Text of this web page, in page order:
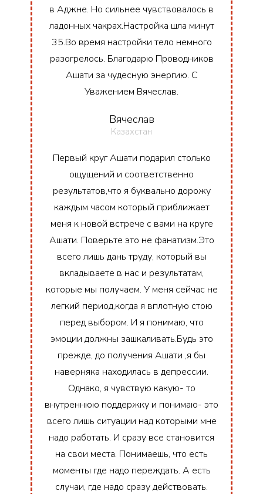
в Аджне. Но сильнее чувствовалось в
ладонных чакрах.Настройка шла минут
35.Во время настройки тело немного
разогрелось. Благодарю Проводников
Ашати за чудесную энергию. С
Уважением Вячеслав.
Вячеслав
Казахстан
Первый круг Ашати подарил столько
ощущений и соответственно
результатов,что я буквально дорожу
каждым часом который приближает
меня к новой встрече с вами на круге
Ашати. Поверьте это не фанатизм.Это
всего лишь дань труду, который вы
вкладываете в нас и результатам,
которые мы получаем. У меня сейчас не
легкий период,когда я вплотную стою
перед выбором. И я понимаю, что
эмоции должны зашкаливать.Будь это
прежде, до получения Ашати ,я бы
наверняка находилась в депрессии.
Однако, я чувствую какую- то
внутреннюю поддержку и понимаю- это
всего лишь ситуации над которыми мне
надо работать. И сразу все становится
на свои места. Понимаешь, что есть
моменты где надо переждать. А есть
случаи, где надо сразу действовать.